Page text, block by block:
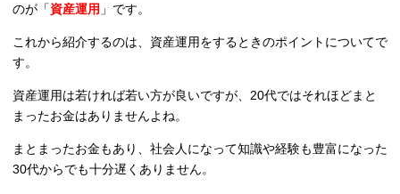
のが「資産運用 」です。
これから紹介するのは、資産運用をするときのポイントについてで
す。
資産運用は若ければ若い方が良いですが、20代ではそれほどまと
まったお金はありませんよね。
まとまったお金もあり、社会人になって知識や経験も豊富になった
30代からでも十分遅くありません。